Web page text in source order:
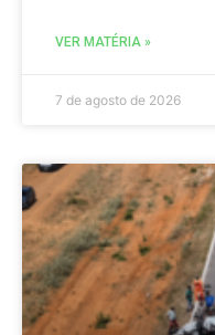
VER MATÉRIA »
7 de agosto de 2026